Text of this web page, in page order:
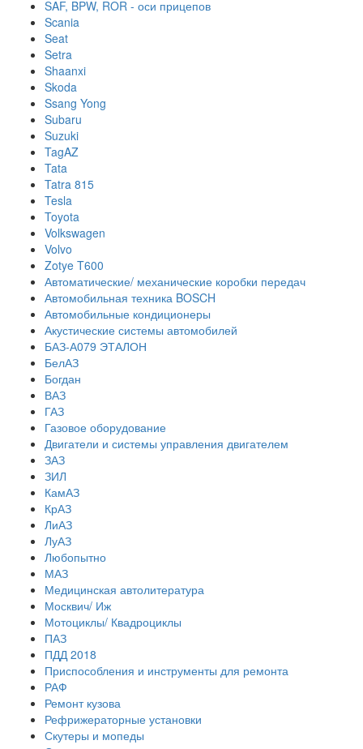
SAF, BPW, ROR - оси прицепов
Scania
Seat
Setra
Shaanxi
Skoda
Ssang Yong
Subaru
Suzuki
TagAZ
Tata
Tatra 815
Tesla
Toyota
Volkswagen
Volvo
Zotye T600
Автоматические/ механические коробки передач
Автомобильная техника BOSCH
Автомобильные кондиционеры
Акустические системы автомобилей
БАЗ-А079 ЭТАЛОН
БелАЗ
Богдан
ВАЗ
ГАЗ
Газовое оборудование
Двигатели и системы управления двигателем
ЗАЗ
ЗИЛ
КамАЗ
КрАЗ
ЛиАЗ
ЛуАЗ
Любопытно
МАЗ
Медицинская автолитература
Москвич/ Иж
Мотоциклы/ Квадроциклы
ПАЗ
ПДД 2018
Приспособления и инструменты для ремонта
РАФ
Ремонт кузова
Рефрижераторные установки
Скутеры и мопеды